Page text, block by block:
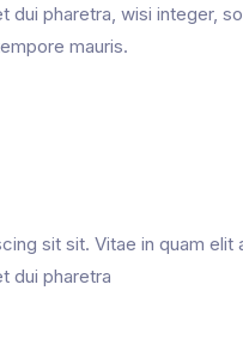
dui pharetra, wisi integer,
mauris.
sit sit. Vitae in quam
dui pharetra